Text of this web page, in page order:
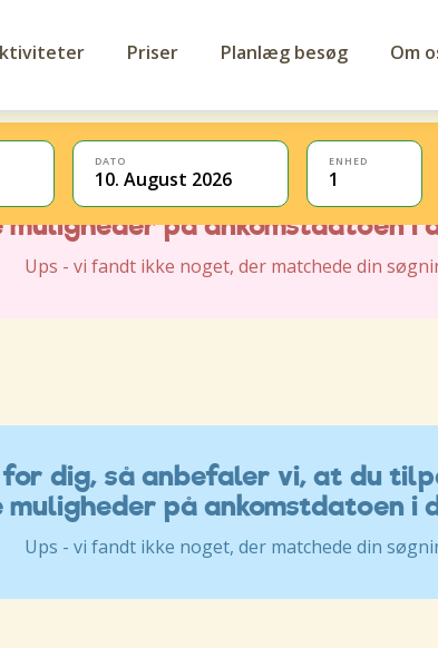
Priser Planlæg besøg Om
DATO
10. August 2026
ENHED
1
dig, så anbefaler vi, at du
på ankomstdatoen i
Ups - vi fandt ikke noget, der matchede din
dig, så anbefaler vi, at du
på ankomstdatoen i
Ups - vi fandt ikke noget, der matchede din